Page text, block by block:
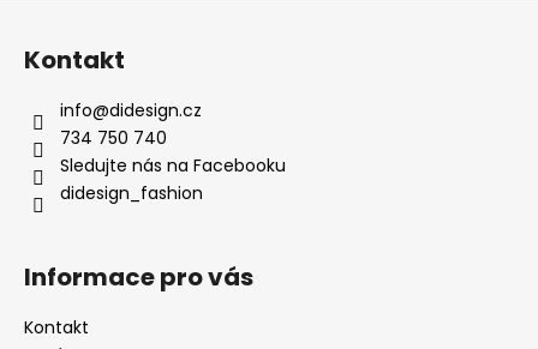
Kontakt
info@didesign.cz
734 750 740
Sledujte nás na Facebooku
didesign_fashion
Informace pro vás
Kontakt